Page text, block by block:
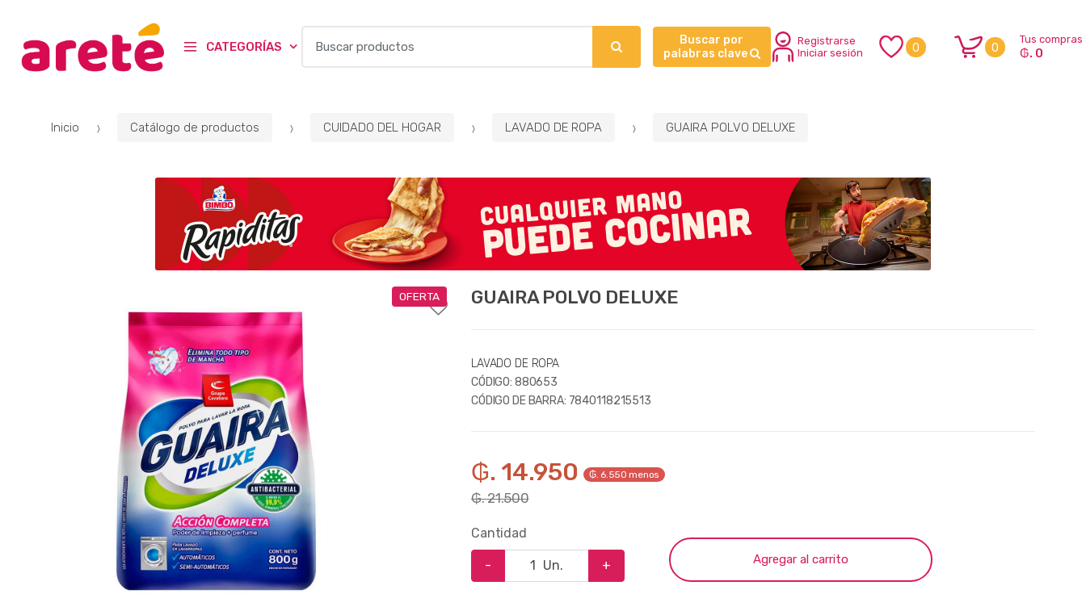
CATEGORÍAS
Buscar por
palabras clave
Registrarse
Iniciar sesión
0 0
Tus compras
₲. 0
Inicio Catálogo de productos CUIDADO DEL HOGAR LAVADO DE ROPA GUAIRA POLVO DELUXE
OFERTA GUAIRA POLVO DELUXE
LAVADO DE ROPA
CÓDIGO: 880653
CÓDIGO DE BARRA: 7840118215513
₲. 14.950 ₲. 6.550 menos
₲. 21.500
Cantidad
- Un. + Agregar al carrito